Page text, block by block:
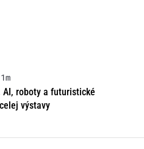
1m
AI, roboty a futuristické
výstavy